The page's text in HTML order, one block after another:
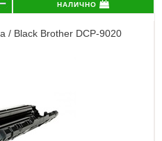
налично
/ Black Brother DCP-9020